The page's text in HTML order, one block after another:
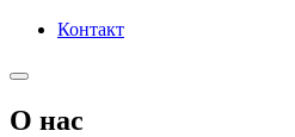
Контакт
О нас